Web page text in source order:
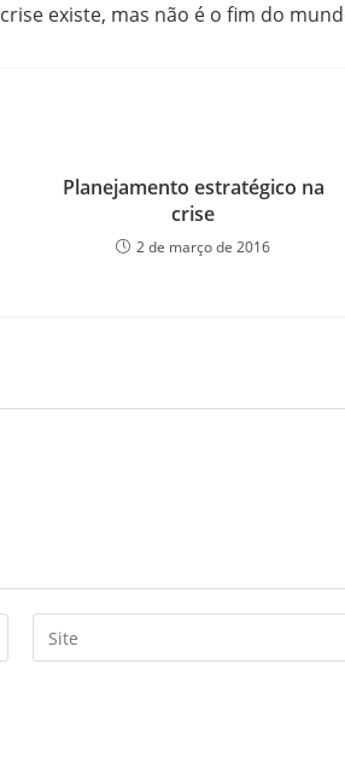
existe, mas não é o fim do
Planejamento estratégico na
crise
2 de março de 2016